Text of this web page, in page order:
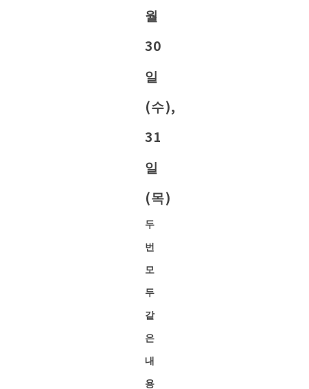
월
30
일
(수),
31
일
(목)
두
번
모
두
같
은
내
용